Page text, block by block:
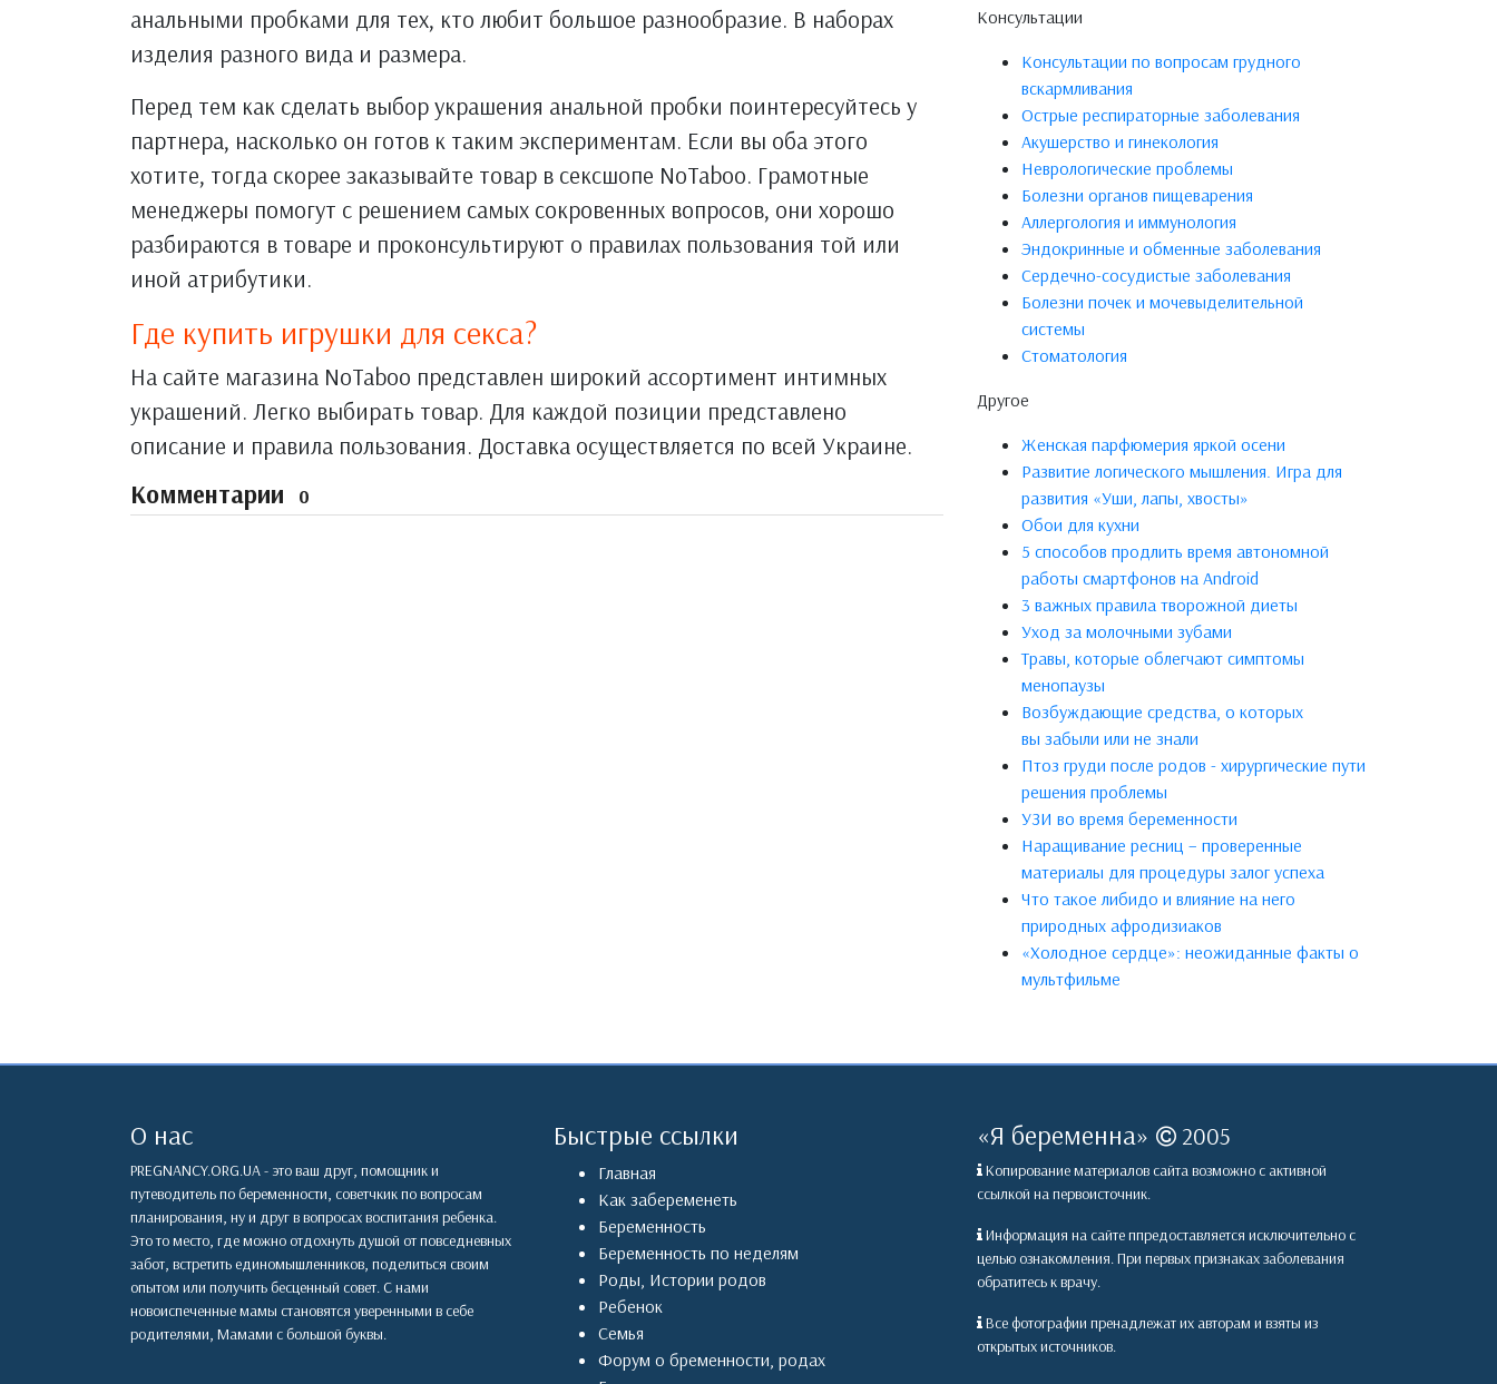
анальными пробками для тех, кто любит большое разнообразие. В наборах
изделия разного вида и размера.
Перед тем как сделать выбор украшения анальной пробки поинтересуйтесь у
партнера, насколько он готов к таким экспериментам. Если вы оба этого
хотите, тогда скорее заказывайте товар в сексшопе NoTaboo. Грамотные
менеджеры помогут с решением самых сокровенных вопросов, они хорошо
разбираются в товаре и проконсультируют о правилах пользования той или
иной атрибутики.
Где купить игрушки для секса?
На сайте магазина NoTaboo представлен широкий ассортимент интимных
украшений. Легко выбирать товар. Для каждой позиции представлено
описание и правила пользования. Доставка осуществляется по всей Украине.
Комментарии 0
Консультации
Консультации по вопросам грудного
вскармливания
Острые респираторные заболевания
Акушерство и гинекология
Неврологические проблемы
Болезни органов пищеварения
Аллергология и иммунология
Эндокринные и обменные заболевания
Сердечно-сосудистые заболевания
Болезни почек и мочевыделительной
системы
Стоматология
Другое
Женская парфюмерия яркой осени
Развитие логического мышления. Игра для
развития «Уши, лапы, хвосты»
Обои для кухни
5 способов продлить время автономной
работы смартфонов на Android
3 важных правила творожной диеты
Уход за молочными зубами
Травы, которые облегчают симптомы
менопаузы
Возбуждающие средства, о которых
вы забыли или не знали
Птоз груди после родов - хирургические пути
решения проблемы
УЗИ во время беременности
Наращивание ресниц – проверенные
материалы для процедуры залог успеха
Что такое либидо и влияние на него
природных афродизиаков
«Холодное сердце»: неожиданные факты о
мультфильме
О нас
PREGNANCY.ORG.UA - это ваш друг, помощник и
путеводитель по беременности, советчкик по вопросам
планирования, ну и друг в вопросах воспитания ребенка.
Это то место, где можно отдохнуть душой от повседневных
забот, встретить единомышленников, поделиться своим
опытом или получить бесценный совет. С нами
новоиспеченные мамы становятся уверенными в себе
родителями, Мамами с большой буквы.
Быстрые ссылки
Главная
Как забеременеть
Беременность
Беременность по неделям
Роды, Истории родов
Ребенок
Семья
Форум о бременности, родах
«Я беременна» 2005
Копирование материалов сайта возможно с активной
ссылкой на первоисточник.
Информация на сайте ппредоставляется исключительно с
целью ознакомления. При первых признаках заболевания
обратитесь к врачу.
Все фотографии пренадлежат их авторам и взяты из
открытых источников.